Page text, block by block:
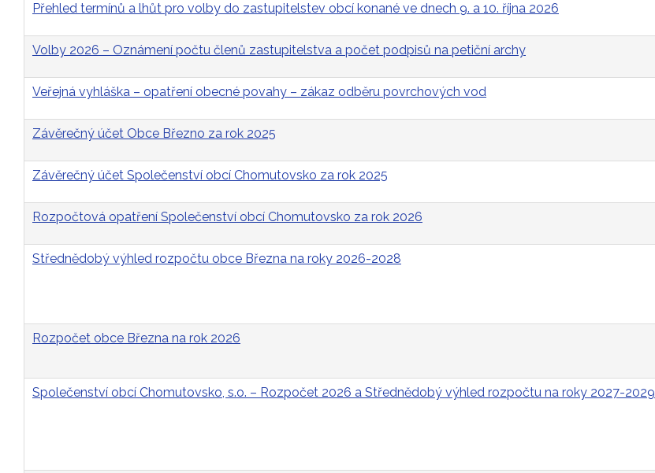
Přehled termínů a lhůt pro volby do zastupitelstev obcí konané ve dnech 9. a 10. října 2026
Volby 2026 – Oznámení počtu členů zastupitelstva a počet podpisů na petiční archy
Veřejná vyhláška – opatření obecné povahy – zákaz odběru povrchových vod
Závěrečný účet Obce Březno za rok 2025
Závěrečný účet Společenství obcí Chomutovsko za rok 2025
Rozpočtová opatření Společenství obcí Chomutovsko za rok 2026
Střednědobý výhled rozpočtu obce Března na roky 2026-2028
Rozpočet obce Března na rok 2026
Společenství obcí Chomutovsko, s.o. – Rozpočet 2026 a Střednědobý výhled rozpočtu na roky 2027-2029